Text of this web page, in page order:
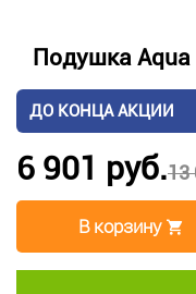
Подушка Aqua
ДО КОНЦА АКЦИИ
13
6 901 руб.
В корзину